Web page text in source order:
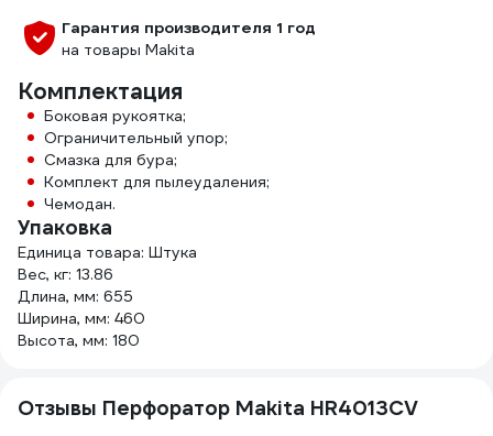
Гарантия производителя 1 год
на товары Makita
Комплектация
Боковая рукоятка;
Ограничительный упор;
Смазка для бура;
Комплект для пылеудаления;
Чемодан.
Упаковка
Единица товара: Штука
Вес, кг: 13.86
Длина, мм: 655
Ширина, мм: 460
Высота, мм: 180
Отзывы Перфоратор Makita HR4013CV